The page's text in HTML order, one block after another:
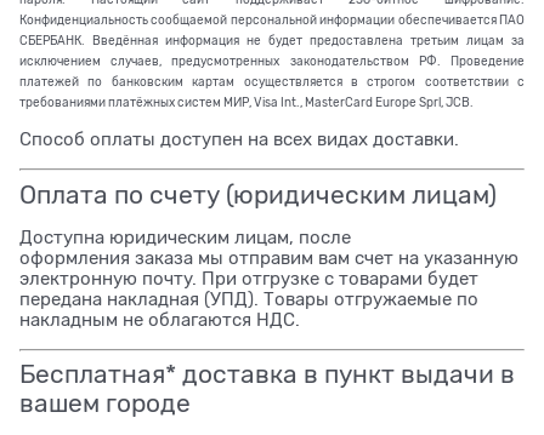
Конфиденциальность сообщаемой персональной информации обеспечивается ПАО
СБЕРБАНК. Введённая информация не будет предоставлена третьим лицам за
исключением случаев, предусмотренных законодательством РФ. Проведение
платежей по банковским картам осуществляется в строгом соответствии с
требованиями платёжных систем МИР, Visa Int., MasterCard Europe Sprl, JCB.
Способ оплаты доступен на всех видах доставки.
Оплата по счету (юридическим лицам)
Доступна юридическим лицам, после
оформления заказа мы отправим вам счет на указанную
электронную почту. При отгрузке с товарами будет
передана накладная (УПД). Товары отгружаемые по
накладным не облагаются НДС.
Бесплатная* доставка в пункт выдачи в
вашем городе